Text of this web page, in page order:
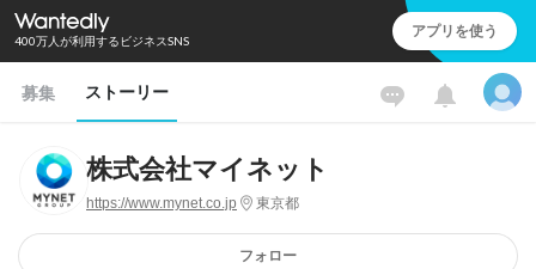
400万人が利用するビジネスSNS アプリを使う
募集 ストーリー
株式会社マイネット
https://www.mynet.co.jp 東京都
フォロー